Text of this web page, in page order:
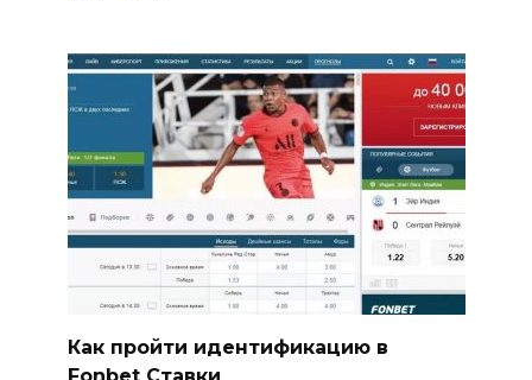
Как пройти идентификацию в
Fonbet Ставки